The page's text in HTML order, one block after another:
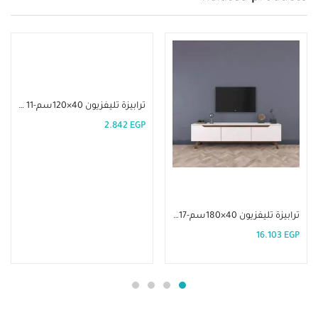
ترابيزة تليفزيون 40×180سم-TLV 17
16.103 EGP
ترابيزة تليفزيون 40×120سم-TLV 11
2.842 EGP